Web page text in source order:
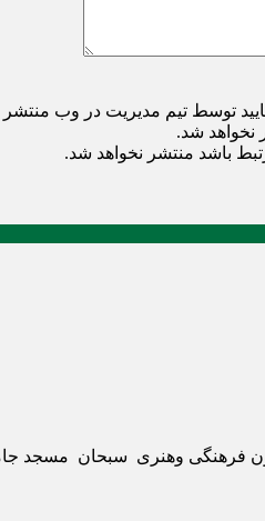
توسط تیم مدیریت در وب
نخواهد شد.
باشد منتشر نخواهد شد.
فرهنگی وهنری سبحان مسجد